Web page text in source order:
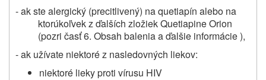
- ak ste alergický (precitlivený) na quetiapín alebo na
ktorúkoľvek z ďalších zložiekQuetiapine Orion
(pozri časť 6. Obsah balenia a ďalšie informácie ),
- ak užívate niektoré z nasledovných liekov:
niektoré lieky proti vírusu HIV